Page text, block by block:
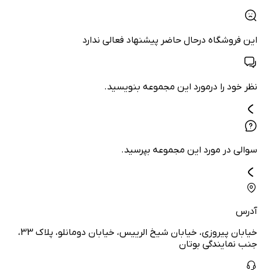
این فروشگاه درحال حاضر پیشنهاد فعالی ندارد
نظر خود را درمورد این مجموعه بنویسید.
سوالی در مورد این مجموعه بپرسید.
آدرس
خیابان پیروزی، خیابان شیخ الرییس، خیابان دومانلو، پلاک 33،
جنب نمایندگی بوتان